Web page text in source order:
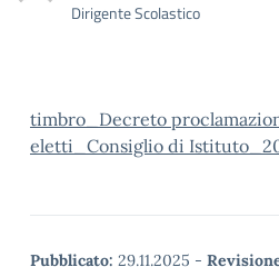
Dirigente Scolastico
timbro_Decreto
eletti_Consiglio di
Pubblicato: 29.11.2025 -